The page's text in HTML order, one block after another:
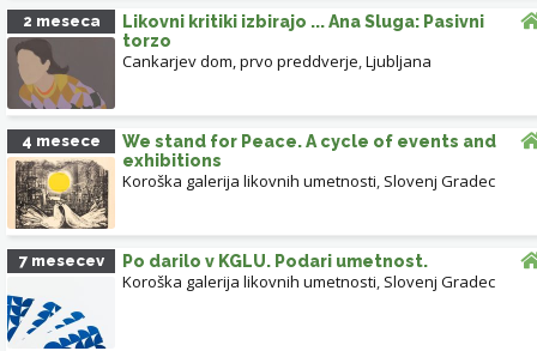
2 meseca
Likovni kritiki izbirajo ... Ana Sluga: Pasivni
torzo
Cankarjev dom, prvo preddverje,Ljubljana
4 mesece
We stand for Peace. A cycle of events and
exhibitions
Koroška galerija likovnih umetnosti, Slovenj Gradec
7 mesecev Po darilo v KGLU. Podari umetnost.
Koroška galerija likovnih umetnosti, Slovenj Gradec